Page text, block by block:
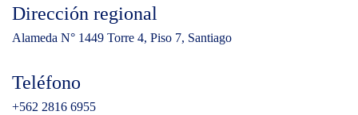
Dirección regional
Alameda N° 1449 Torre 4, Piso 7, Santiago
Teléfono
+562 2816 6955